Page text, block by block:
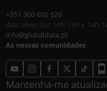
+351 300 600 520
dias úteis das 10h-13h e 14h-
info@globaldata.pt
As nossas comunidades
Mantenha-me